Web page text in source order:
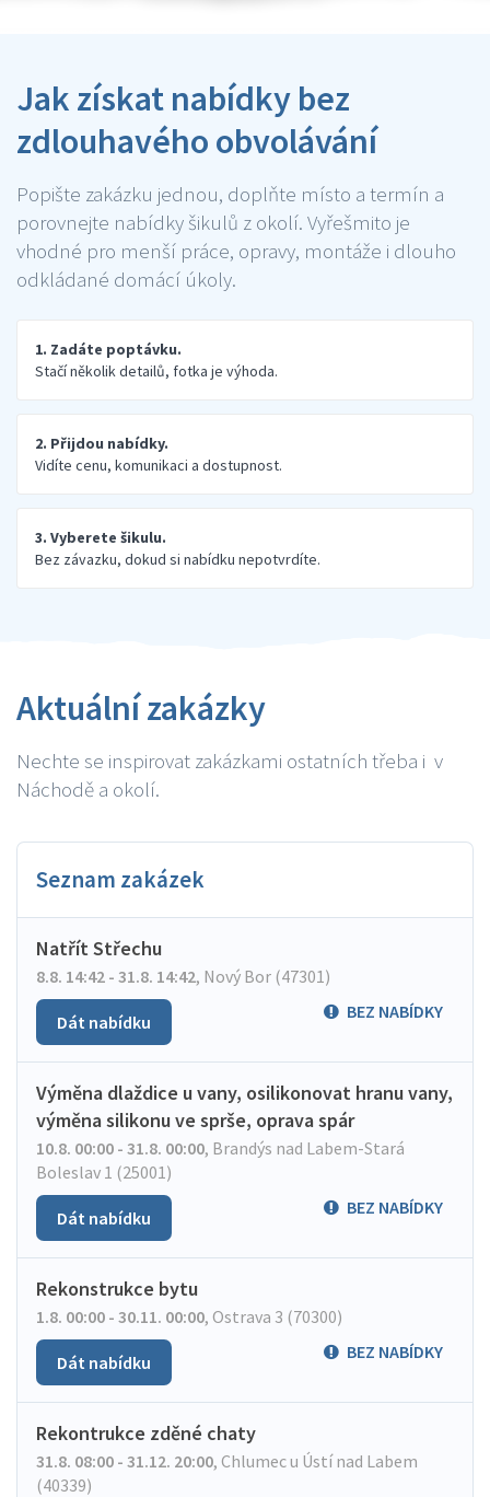
Jak získat nabídky bez
zdlouhavého obvolávání
Popište zakázku jednou, doplňte místo a termín a
porovnejte nabídky šikulů z okolí. Vyřešmito je
vhodné pro menší práce, opravy, montáže i dlouho
odkládané domácí úkoly.
1. Zadáte poptávku.
Stačí několik detailů, fotka je výhoda.
2. Přijdou nabídky.
Vidíte cenu, komunikaci a dostupnost.
3. Vyberete šikulu.
Bez závazku, dokud si nabídku nepotvrdíte.
Aktuální zakázky
Nechte se inspirovat zakázkami ostatních třeba i v
Náchodě a okolí.
Seznam zakázek
Natřít Střechu
8.8. 14:42 - 31.8. 14:42, Nový Bor (47301)
BEZ NABÍDKY
Dát nabídku
Výměna dlaždice u vany, osilikonovat hranu vany,
výměna silikonu ve sprše, oprava spár
10.8. 00:00 - 31.8. 00:00, Brandýs nad Labem-Stará
Boleslav 1 (25001)
BEZ NABÍDKY
Dát nabídku
Rekonstrukce bytu
1.8. 00:00 - 30.11. 00:00, Ostrava 3 (70300)
BEZ NABÍDKY
Dát nabídku
Rekontrukce zděné chaty
31.8. 08:00 - 31.12. 20:00, Chlumec u Ústí nad Labem
(40339)